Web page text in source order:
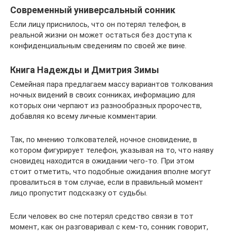
Современный универсальный сонник
Если лицу приснилось, что он потерял телефон, в
реальной жизни он может остаться без доступа к
конфиденциальным сведениям по своей же вине.
Книга Надежды и Дмитрия Зимы
Семейная пара предлагаем массу вариантов толкования
ночных видений в своих сонниках, информацию для
которых они черпают из разнообразных пророчеств,
добавляя ко всему личные комментарии.
Так, по мнению толкователей, ночное сновидение, в
котором фигурирует телефон, указывая на то, что наяву
сновидец находится в ожидании чего-то. При этом
стоит отметить, что подобные ожидания вполне могут
провалиться в том случае, если в правильный момент
лицо пропустит подсказку от судьбы.
Если человек во сне потерял средство связи в тот
момент, как он разговаривал с кем-то, сонник говорит,